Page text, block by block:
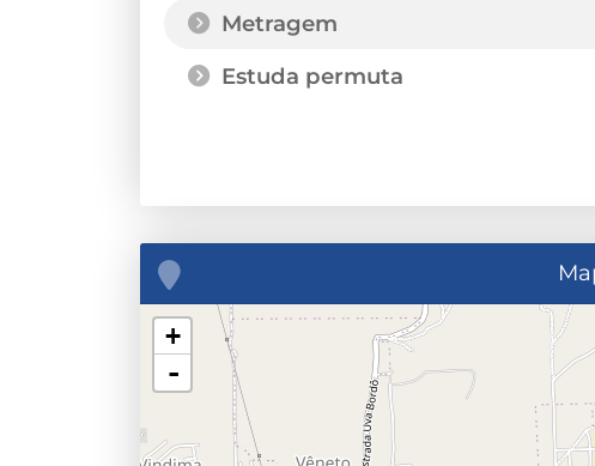
Metragem
Estuda permuta
+
-